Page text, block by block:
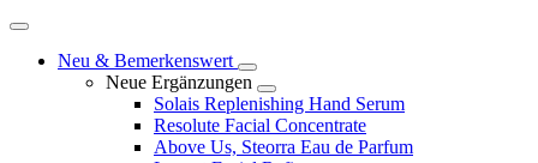
Neu & Bemerkenswert
Neue Ergänzungen
Solais Replenishing Hand Serum
Resolute Facial Concentrate
Above Us, Steorra Eau de Parfum